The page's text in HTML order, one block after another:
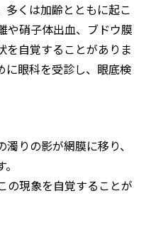
多くは加齢とともに起こ
や硝子体出血、ブドウ膜
を自覚することがありま
に眼科を受診し、眼底検
りの影が網膜に移り、
の現象を自覚することが